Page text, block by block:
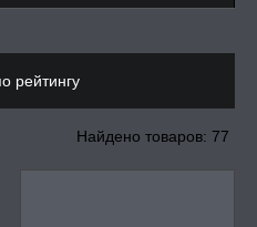
рейтингу
Найдено товаров: 77